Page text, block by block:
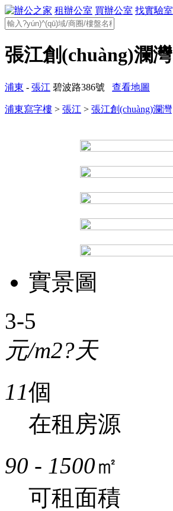
租辦公室 買辦公室 找實驗室
張江創(chuàng)瀾灣
浦東 - 張江 碧波路386號 查看地圖
浦東寫字樓 > 張江 > 張江創(chuàng)瀾灣
實景圖
3-5
元/m2?天
11個
在租房源
90 - 1500㎡
可租面積